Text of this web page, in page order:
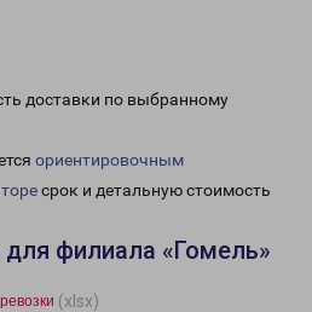
доставки по выбранному
ориентировочным
срок и детальную стоимость
филиала «Гомель»
(xlsx)